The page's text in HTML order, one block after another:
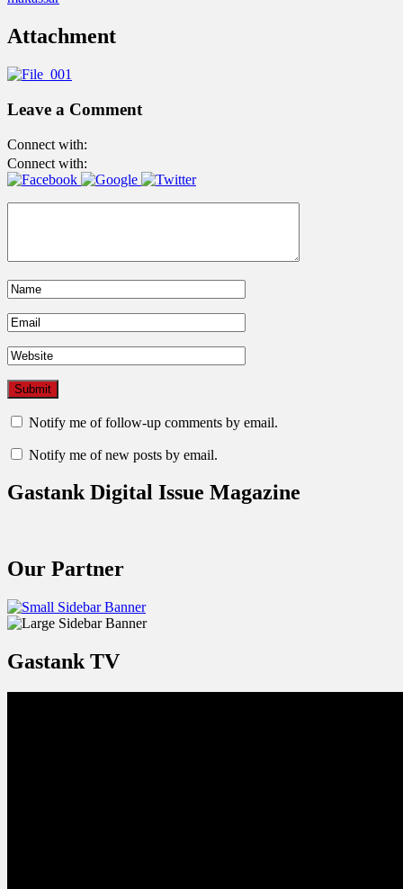
Attachment
Leave a Comment
Connect with:
Connect with:
Notify me of follow-up comments by email.
Notify me of new posts by email.
Gastank Digital Issue Magazine
Our Partner
Gastank TV